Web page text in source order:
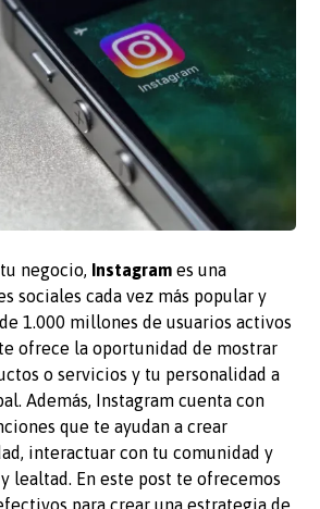
negocio, Instagram es una
sociales cada vez más popular y
1.000 millones de usuarios activos
ofrece la oportunidad de mostrar
o servicios y tu personalidad a
Además, Instagram cuenta con
que te ayudan a crear
interactuar con tu comunidad y
lealtad. En este post te ofrecemos
para crear una estrategia de